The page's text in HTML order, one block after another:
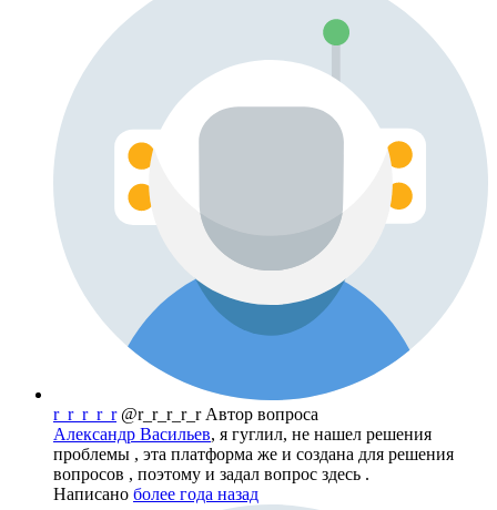
r_r_r_r_r @r_r_r_r_r Автор вопроса
Александр Васильев, я гуглил, не нашел решения
проблемы , эта платформа же и создана для решения
вопросов , поэтому и задал вопрос здесь .
Написано более года назад